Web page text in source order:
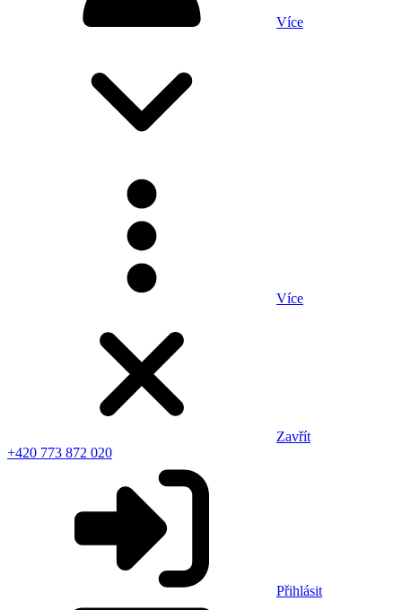
Více
Více
Zavřít
+420 773 872 020
Přihlásit